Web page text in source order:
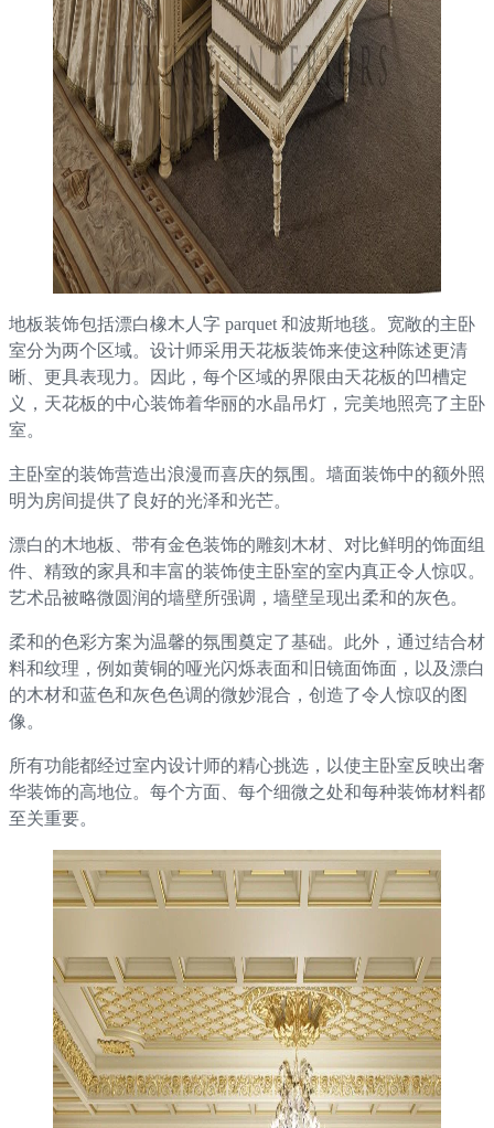
地板装饰包括漂白橡木人字 parquet 和波斯地毯。宽敞的主卧
室分为两个区域。设计师采用天花板装饰来使这种陈述更清
晰、更具表现力。因此，每个区域的界限由天花板的凹槽定
义，天花板的中心装饰着华丽的水晶吊灯，完美地照亮了主卧
室。
主卧室的装饰营造出浪漫而喜庆的氛围。墙面装饰中的额外照
明为房间提供了良好的光泽和光芒。
漂白的木地板、带有金色装饰的雕刻木材、对比鲜明的饰面组
件、精致的家具和丰富的装饰使主卧室的室内真正令人惊叹。
艺术品被略微圆润的墙壁所强调，墙壁呈现出柔和的灰色。
柔和的色彩方案为温馨的氛围奠定了基础。此外，通过结合材
料和纹理，例如黄铜的哑光闪烁表面和旧镜面饰面，以及漂白
的木材和蓝色和灰色色调的微妙混合，创造了令人惊叹的图
像。
所有功能都经过室内设计师的精心挑选，以使主卧室反映出奢
华装饰的高地位。每个方面、每个细微之处和每种装饰材料都
至关重要。